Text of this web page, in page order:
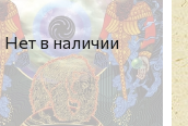
Нет в наличии